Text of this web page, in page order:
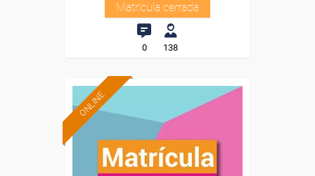
Matrícula cerrada
0 138
ONLINE